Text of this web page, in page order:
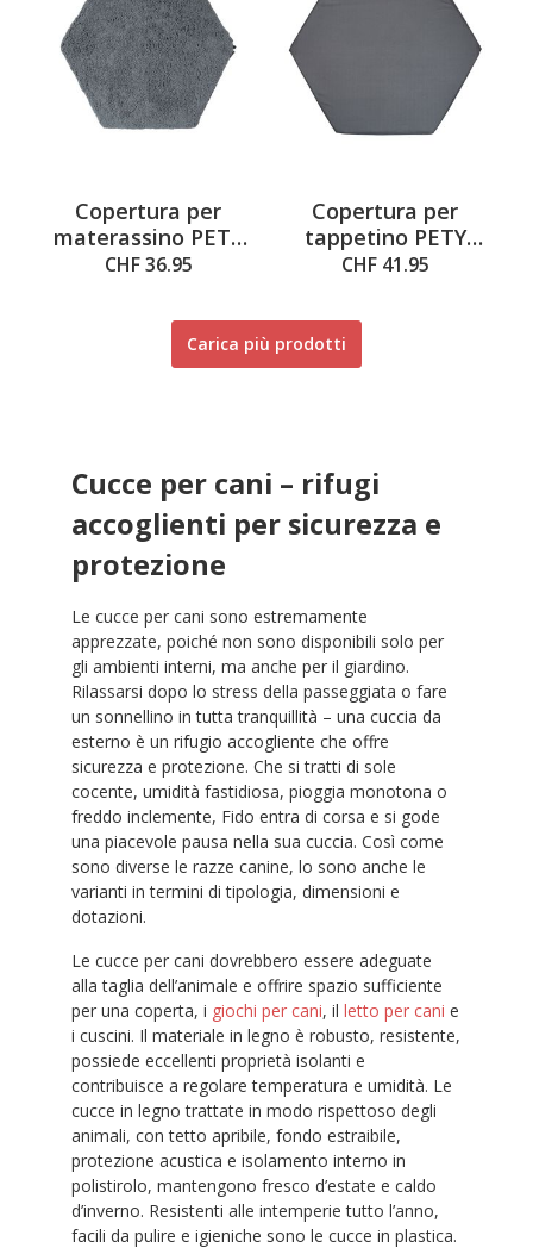
Copertura per
materassino PETY
teddy per
piccolo
CHF 36.95
Copertura per
tappetino PETY
liscia per tappeto
CHF 41.95
Carica più prodotti
Cucce per cani – rifugi
accoglienti per sicurezza e
protezione
Le cucce per cani sono estremamente
apprezzate, poiché non sono disponibili solo per
gli ambienti interni, ma anche per il giardino.
Rilassarsi dopo lo stress della passeggiata o fare
un sonnellino in tutta tranquillità – una cuccia da
esterno è un rifugio accogliente che offre
sicurezza e protezione. Che si tratti di sole
cocente, umidità fastidiosa, pioggia monotona o
freddo inclemente, Fido entra di corsa e si gode
una piacevole pausa nella sua cuccia. Così come
sono diverse le razze canine, lo sono anche le
varianti in termini di tipologia, dimensioni e
dotazioni.
Le cucce per cani dovrebbero essere adeguate
alla taglia dell’animale e offrire spazio sufficiente
per una coperta, i giochi per cani, il letto per cani e
i cuscini. Il materiale in legno è robusto, resistente,
possiede eccellenti proprietà isolanti e
contribuisce a regolare temperatura e umidità. Le
cucce in legno trattate in modo rispettoso degli
animali, con tetto apribile, fondo estraibile,
protezione acustica e isolamento interno in
polistirolo, mantengono fresco d’estate e caldo
d’inverno. Resistenti alle intemperie tutto l’anno,
facili da pulire e igieniche sono le cucce in plastica.